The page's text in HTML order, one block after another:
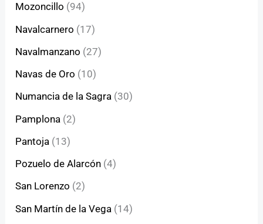
Mozoncillo (94)
Navalcarnero (17)
Navalmanzano (27)
Navas de Oro (10)
Numancia de la Sagra (30)
Pamplona (2)
Pantoja (13)
Pozuelo de Alarcón (4)
San Lorenzo (2)
San Martín de la Vega (14)